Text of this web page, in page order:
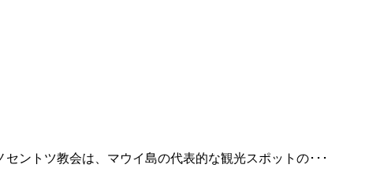
ントツ教会は、マウイ島の代表的な観光スポットの･･･